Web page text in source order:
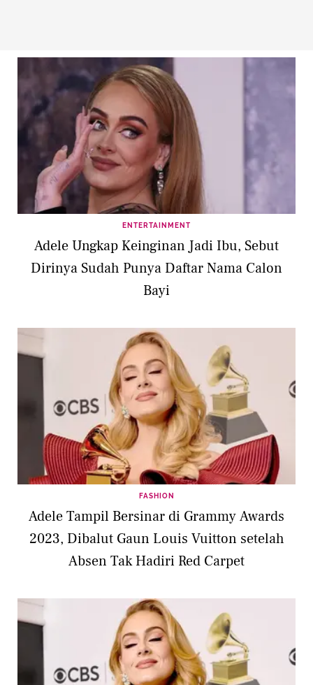
ENTERTAINMENT
Adele Ungkap Keinginan Jadi Ibu, Sebut
Dirinya Sudah Punya Daftar Nama Calon
Bayi
FASHION
Adele Tampil Bersinar di Grammy Awards
2023, Dibalut Gaun Louis Vuitton setelah
Absen Tak Hadiri Red Carpet